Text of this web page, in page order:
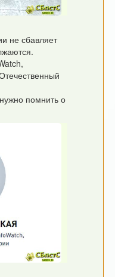
не сбавляет
помнить о